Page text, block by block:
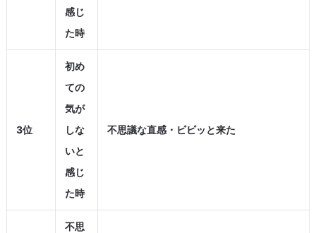
感じ
た時
3位
初め
ての
気が
しな
いと
感じ
た時
不思議な直感・ビビッと来た
不思